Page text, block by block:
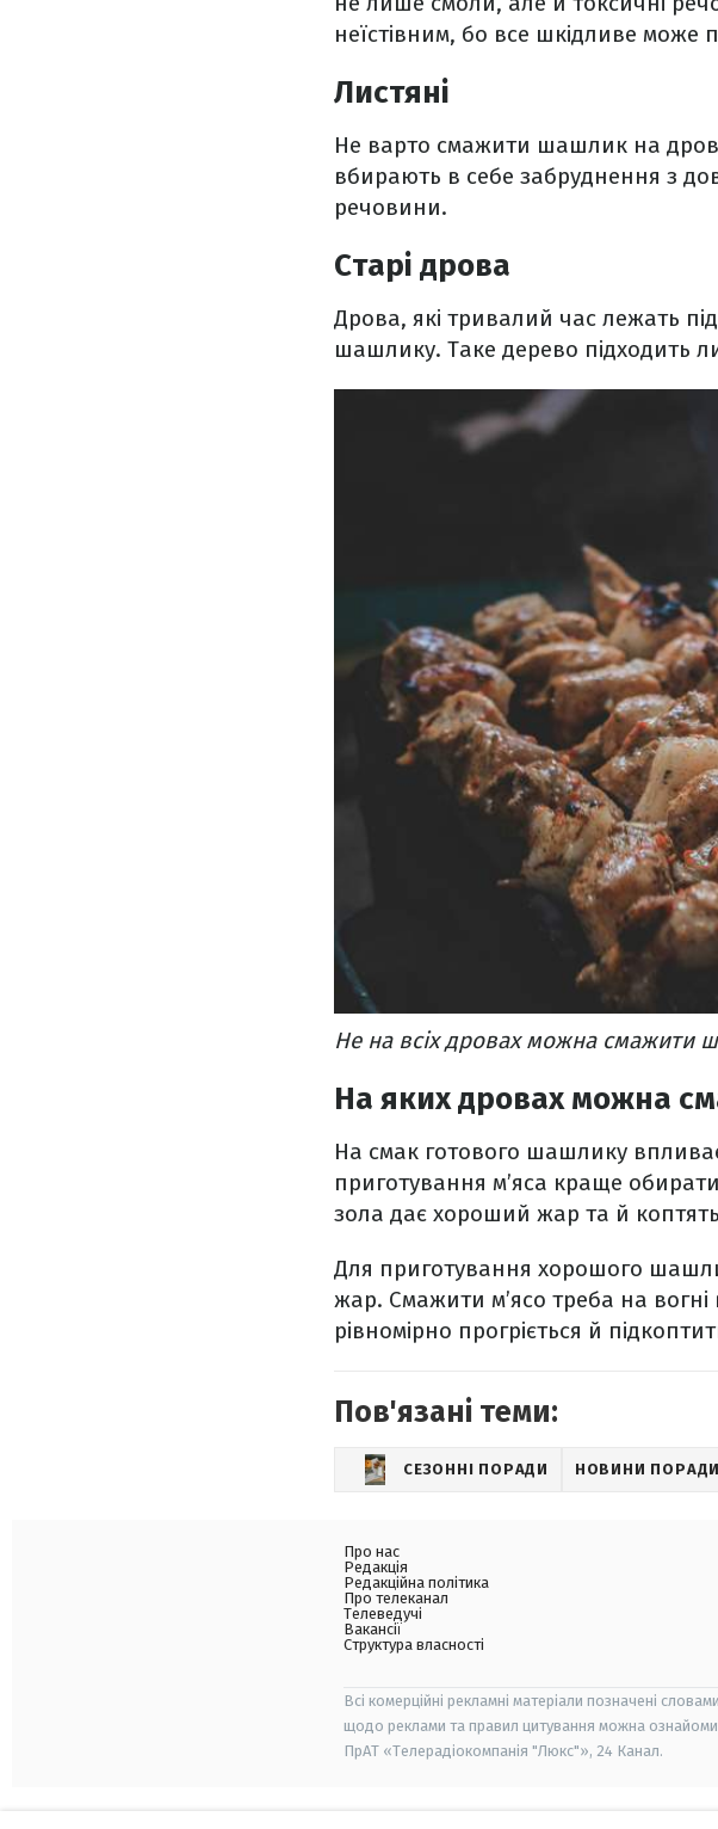
неїстівним, бо все шкідливе може
Листяні
Не варто смажити шашлик на
вбирають в себе забруднення з
речовини.
Старі дрова
Дрова, які тривалий час лежать
шашлику. Таке дерево підходить
Не на всіх дровах можна смажити
На яких дровах можна
На смак готового шашлику
приготування м’яса краще
зола дає хороший жар та й
Для приготування хорошого
жар. Смажити м’ясо треба на
рівномірно прогріється й
Пов'язані теми:
СЕЗОННІ ПОРАДИ НОВИНИ ПОРАДИ
Про нас
Редакція
Редакційна політика
Про телеканал
Телеведучі
Вакансії
Структура власності
Всі комерційні рекламні матеріали позначені
щодо реклами та правил цитування можна
ПрАТ «Телерадіокомпанія "Люкс"», 24 Канал.